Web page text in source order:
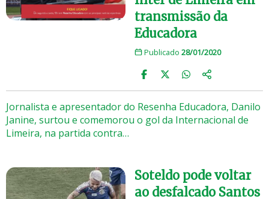
transmissão da
Educadora
Publicado 28/01/2020
Jornalista e apresentador do Resenha Educadora, Danilo
Janine, surtou e comemorou o gol da Internacional de
Limeira, na partida contra…
Soteldo pode voltar
ao desfalcado Santos